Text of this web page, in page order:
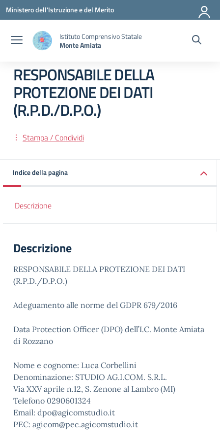
Vai ai contenuti
Vai al menu di navigazione
Vai al footer
Ministero dell'Istruzione e del Merito
Istituto Comprensivo Statale
Monte Amiata
RESPONSABILE DELLA
PROTEZIONE DEI DATI
(R.P.D./D.P.O.)
Stampa / Condividi
Indice della pagina
Descrizione
Descrizione
RESPONSABILE DELLA PROTEZIONE DEI DATI
(R.P.D./D.P.O.)
Adeguamento alle norme del GDPR 679/2016
Data Protection Officer (DPO) dell’I.C. Monte Amiata
di Rozzano
Nome e cognome: Luca Corbellini
Denominazione: STUDIO AG.I.COM. S.R.L.
Via XXV aprile n.12, S. Zenone al Lambro (MI)
Telefono 0290601324
Email: dpo@agicomstudio.it
PEC: agicom@pec.agicomstudio.it